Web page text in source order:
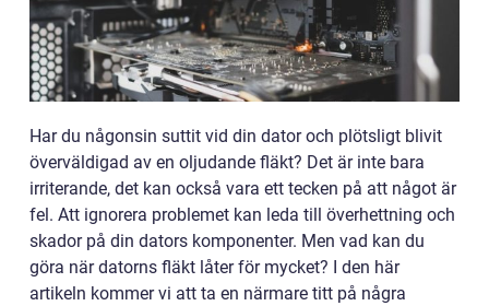
Har du någonsin suttit vid din dator och plötsligt blivit
överväldigad av en oljudande fläkt? Det är inte bara
irriterande, det kan också vara ett tecken på att något är
fel. Att ignorera problemet kan leda till överhettning och
skador på din dators komponenter. Men vad kan du
göra när datorns fläkt låter för mycket? I den här
artikeln kommer vi att ta en närmare titt på några